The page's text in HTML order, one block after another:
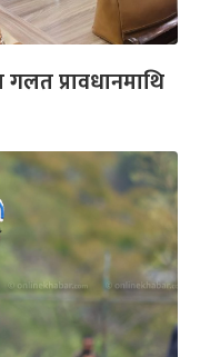
प्रावधानमाथि